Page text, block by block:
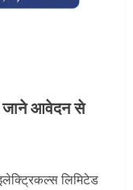
आवेदन से
लिमिटेड